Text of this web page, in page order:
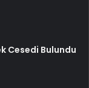
Cesedi Bulundu